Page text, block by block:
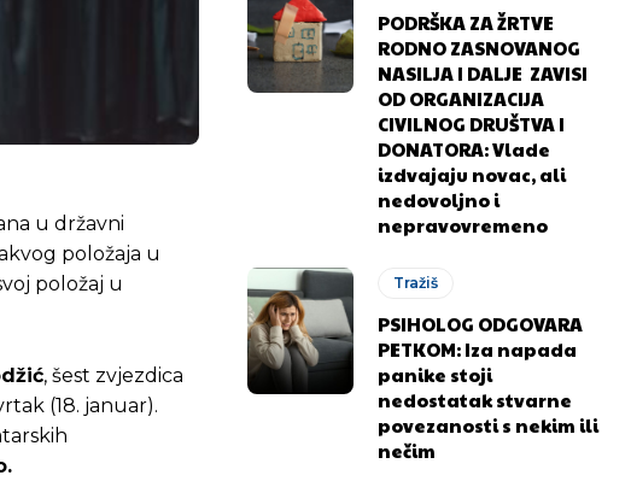
u državni
položaja u
položaj u
, šest zvjezdica
(18. januar).
PODRŠKA ZA ŽRTVE
RODNO ZASNOVANOG
NASILJA I DALJE ZAVISI
OD ORGANIZACIJA
CIVILNOG DRUŠTVA I
DONATORA: Vlade
izdvajaju novac, ali
nedovoljno i
nepravovremeno
Tražiš
PSIHOLOG ODGOVARA
PETKOM: Iza napada
panike stoji
nedostatak stvarne
povezanosti s nekim ili
nečim